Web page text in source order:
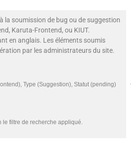
la soumission de bug ou de suggestion
Karuta-Frontend, ou KIUT.
en anglais. Les éléments soumis
par les administrateurs du site.
Type (Suggestion), Statut (pending)
le filtre de recherche appliqué.